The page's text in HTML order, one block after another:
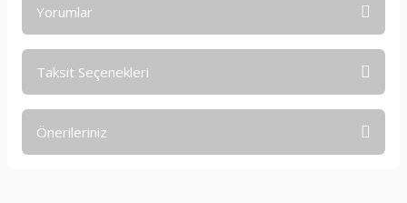
Yorumlar
Taksit Seçenekleri
Önerileriniz